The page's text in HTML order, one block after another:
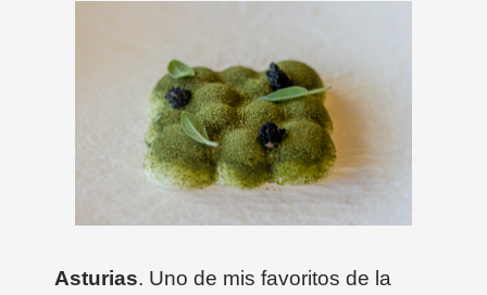
Asturias. Uno de mis favoritos de la